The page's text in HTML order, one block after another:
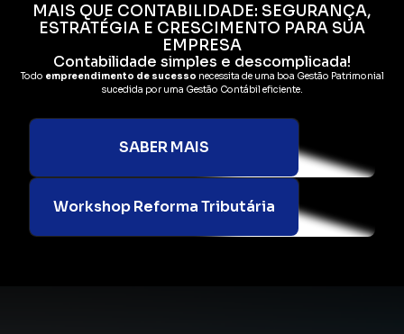
MAIS QUE CONTABILIDADE: SEGURANÇA,
ESTRATÉGIA E CRESCIMENTO PARA SUA
EMPRESA
Contabilidade simples e descomplicada!
Todo empreendimento de sucesso necessita de uma boa Gestão Patrimonial
sucedida por uma Gestão Contábil eficiente.
SABER MAIS
Workshop Reforma Tributária